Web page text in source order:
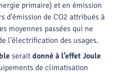
primaire) et en émission
d’émission de CO2 attribués à
moyennes passées qui ne
l’électrification des usages.
serait donné à l’effet Joule
de climatisation